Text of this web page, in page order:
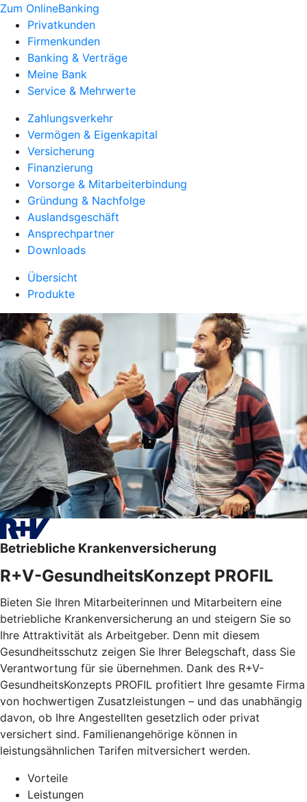
Zum OnlineBanking
Privatkunden
Firmenkunden
Banking & Verträge
Meine Bank
Service & Mehrwerte
Zahlungsverkehr
Vermögen & Eigenkapital
Versicherung
Finanzierung
Vorsorge & Mitarbeiterbindung
Gründung & Nachfolge
Auslandsgeschäft
Ansprechpartner
Downloads
Übersicht
Produkte
Betriebliche Krankenversicherung
R+V-GesundheitsKonzept PROFIL
Bieten Sie Ihren Mitarbeiterinnen und Mitarbeitern eine
betriebliche Krankenversicherung an und steigern Sie so
Ihre Attraktivität als Arbeitgeber. Denn mit diesem
Gesundheitsschutz zeigen Sie Ihrer Belegschaft, dass Sie
Verantwortung für sie übernehmen. Dank des R+V-
GesundheitsKonzepts PROFIL profitiert Ihre gesamte Firma
von hochwertigen Zusatzleistungen – und das unabhängig
davon, ob Ihre Angestellten gesetzlich oder privat
versichert sind. Familienangehörige können in
leistungsähnlichen Tarifen mitversichert werden.
Vorteile
Leistungen